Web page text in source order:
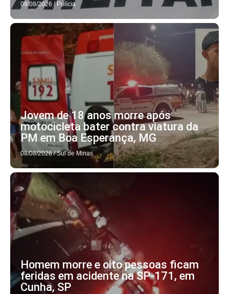
08/08/2026 / Polícia
Jovem de 18 anos morre após
motocicleta bater contra viatura da
PM em Boa Esperança, MG
08/08/2026 / Sul de Minas
Homem morre e oito pessoas ficam
feridas em acidente na SP-171, em
Cunha, SP